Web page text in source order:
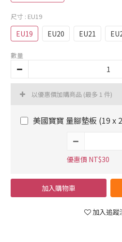
尺寸 : EU19
EU19 EU20 EU21
數量
以優惠價加購商品 (最多 1 件)
美國寶寶 量腳墊板 (19 x
優惠價 NT$30
加入購物車
加入追蹤